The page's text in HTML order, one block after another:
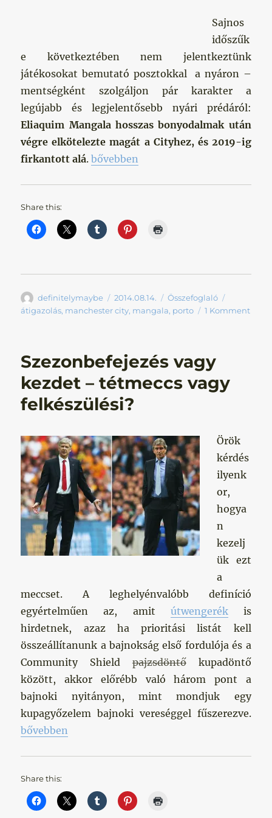
Sajnos
időszűk
e következtében nem jelentkeztünk
játékosokat bemutató posztokkal a nyáron –
mentségként szolgáljon pár karakter a
legújabb és legjelentősebb nyári prédáról:
Eliaquim Mangala hosszas bonyodalmak után
végre elkötelezte magát a Cityhez, és 2019-ig
firkantott alá.„A legdrágább nyári fecske”
bővebben
Share this:
Szerző
definitelymaybe Közzétéve
2014.08.14. Kategória
Összefoglaló
átigazolás, manchester city, mangala, porto 1 Komment
Szezonbefejezés vagy
kezdet – tétmeccs vagy
felkészülési?
Örök
kérdés
ilyenk
or,
hogya
n
kezelj
ük ezt
a
meccset. A leghelyénvalóbb definíció
egyértelműen az, amit útwengerékis
hirdetnek, azaz ha prioritási listát kell
összeállítanunk a bajnokság első fordulója és a
Community Shieldpajzsdöntőkupadöntő
között, akkor előrébb való három pont a
bajnoki nyitányon, mint mondjuk egy
kupagyőzelem bajnoki vereséggel fűszerezve.
„Szezonbefejezés vagy kezdet – tétmeccs vagy
bővebben
Share this: